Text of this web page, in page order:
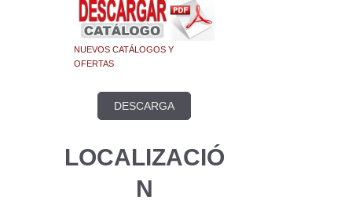
NUEVOS CATÁLOGOS Y
OFERTAS
DESCARGA
LOCALIZACIÓ
N